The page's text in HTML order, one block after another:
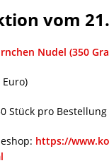
vom
Nudel (350
Euro)
Stück pro
https://